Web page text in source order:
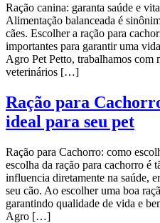
Ração canina: garanta saúde e
Alimentação balanceada é
cães. Escolher a ração para
importantes para garantir uma
Agro Pet Petto, trabalhamos com
veterinários […]
Ração para
ideal para seu pet
Ração para Cachorro: como
escolha da ração para cachorro é
influencia diretamente na saúde,
seu cão. Ao escolher uma boa
garantindo qualidade de vida e
Agro […]